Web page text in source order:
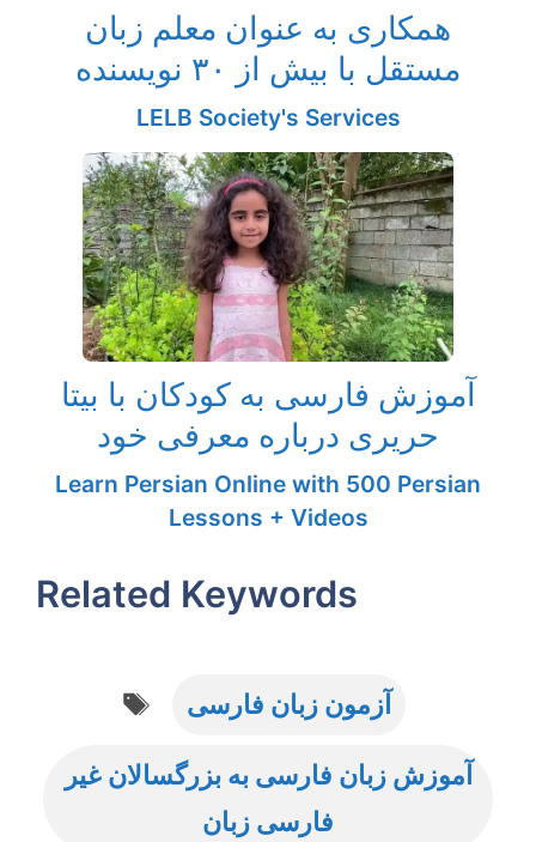
همکاری به‌ عنوان معلم زبان
مستقل با بیش از ۳۰ نویسنده
LELB Society's Services
آموزش فارسی به کودکان با بیتا
حریری درباره معرفی خود
Learn Persian Online with 500 Persian
Lessons + Videos
Related Keywords
آزمون زبان فارسی
آموزش زبان فارسی به بزرگسالان غیر
فارسی زبان